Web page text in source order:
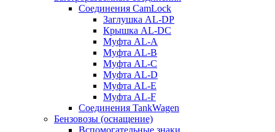
Соединения CamLock
Заглушка AL-DP
Крышка AL-DC
Муфта AL-A
Муфта AL-B
Муфта AL-C
Муфта AL-D
Муфта AL-E
Муфта AL-F
Соединения TankWagen
Бензовозы (оснащение)
Вспомогательные знаки